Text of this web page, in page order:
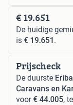
€ 19.651
De huidige
is € 19.651 .
Prijscheck
De duurste
Caravans en
voor€ 44.005,